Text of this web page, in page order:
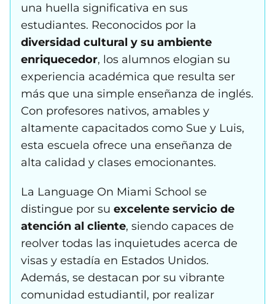
una huella significativa en sus
estudiantes. Reconocidos por la
diversidad cultural y su ambiente
enriquecedor, los alumnos elogian su
experiencia académica que resulta ser
más que una simple enseñanza de inglés.
Con profesores nativos, amables y
altamente capacitados como Sue y Luis,
esta escuela ofrece una enseñanza de
alta calidad y clases emocionantes.
La Language On Miami School se
distingue por su excelente servicio de
atención al cliente, siendo capaces de
reolver todas las inquietudes acerca de
visas y estadía en Estados Unidos.
Además, se destacan por su vibrante
comunidad estudiantil, por realizar